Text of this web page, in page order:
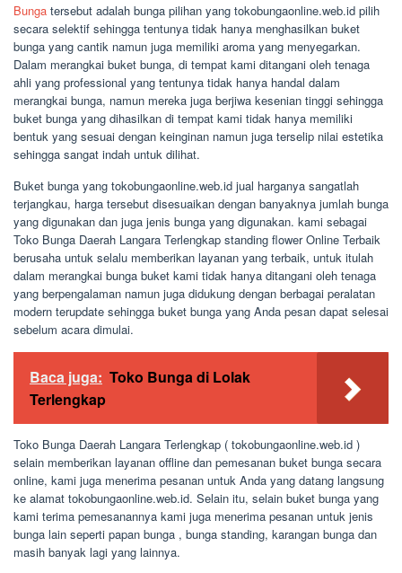
Bunga tersebut adalah bunga pilihan yang tokobungaonline.web.id pilih
secara selektif sehingga tentunya tidak hanya menghasilkan buket
bunga yang cantik namun juga memiliki aroma yang menyegarkan.
Dalam merangkai buket bunga, di tempat kami ditangani oleh tenaga
ahli yang professional yang tentunya tidak hanya handal dalam
merangkai bunga, namun mereka juga berjiwa kesenian tinggi sehingga
buket bunga yang dihasilkan di tempat kami tidak hanya memiliki
bentuk yang sesuai dengan keinginan namun juga terselip nilai estetika
sehingga sangat indah untuk dilihat.
Buket bunga yang tokobungaonline.web.id jual harganya sangatlah
terjangkau, harga tersebut disesuaikan dengan banyaknya jumlah bunga
yang digunakan dan juga jenis bunga yang digunakan. kami sebagai
Toko Bunga Daerah Langara Terlengkap standing flower Online Terbaik
berusaha untuk selalu memberikan layanan yang terbaik, untuk itulah
dalam merangkai bunga buket kami tidak hanya ditangani oleh tenaga
yang berpengalaman namun juga didukung dengan berbagai peralatan
modern terupdate sehingga buket bunga yang Anda pesan dapat selesai
sebelum acara dimulai.
Baca juga: Toko Bunga di Lolak
Terlengkap
Toko Bunga Daerah Langara Terlengkap ( tokobungaonline.web.id )
selain memberikan layanan offline dan pemesanan buket bunga secara
online, kami juga menerima pesanan untuk Anda yang datang langsung
ke alamat tokobungaonline.web.id. Selain itu, selain buket bunga yang
kami terima pemesanannya kami juga menerima pesanan untuk jenis
bunga lain seperti papan bunga , bunga standing, karangan bunga dan
masih banyak lagi yang lainnya.